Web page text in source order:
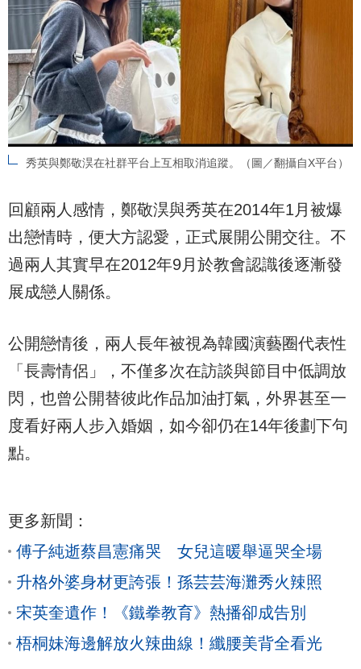
秀英與鄭敬淏在社群平台上互相取消追蹤。（圖／翻攝自X平台）
回顧兩人感情，鄭敬淏與秀英在2014年1月被爆
出戀情時，便大方認愛，正式展開公開交往。不
過兩人其實早在2012年9月於教會認識後逐漸發
展成戀人關係。
公開戀情後，兩人長年被視為韓國演藝圈代表性
「長壽情侶」，不僅多次在訪談與節目中低調放
閃，也曾公開替彼此作品加油打氣，外界甚至一
度看好兩人步入婚姻，如今卻仍在14年後劃下句
點。
更多新聞：
傅子純逝蔡昌憲痛哭 女兒這暖舉逼哭全場
升格外婆身材更誇張！孫芸芸海灘秀火辣照
宋英奎遺作！《鐵拳教育》熱播卻成告別
梧桐妹海邊解放火辣曲線！纖腰美背全看光